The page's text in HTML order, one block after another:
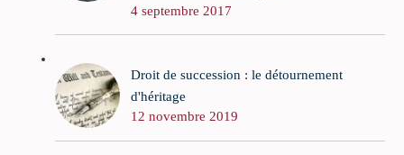
4 septembre 2017
Droit de succession : le détournement
d'héritage
12 novembre 2019